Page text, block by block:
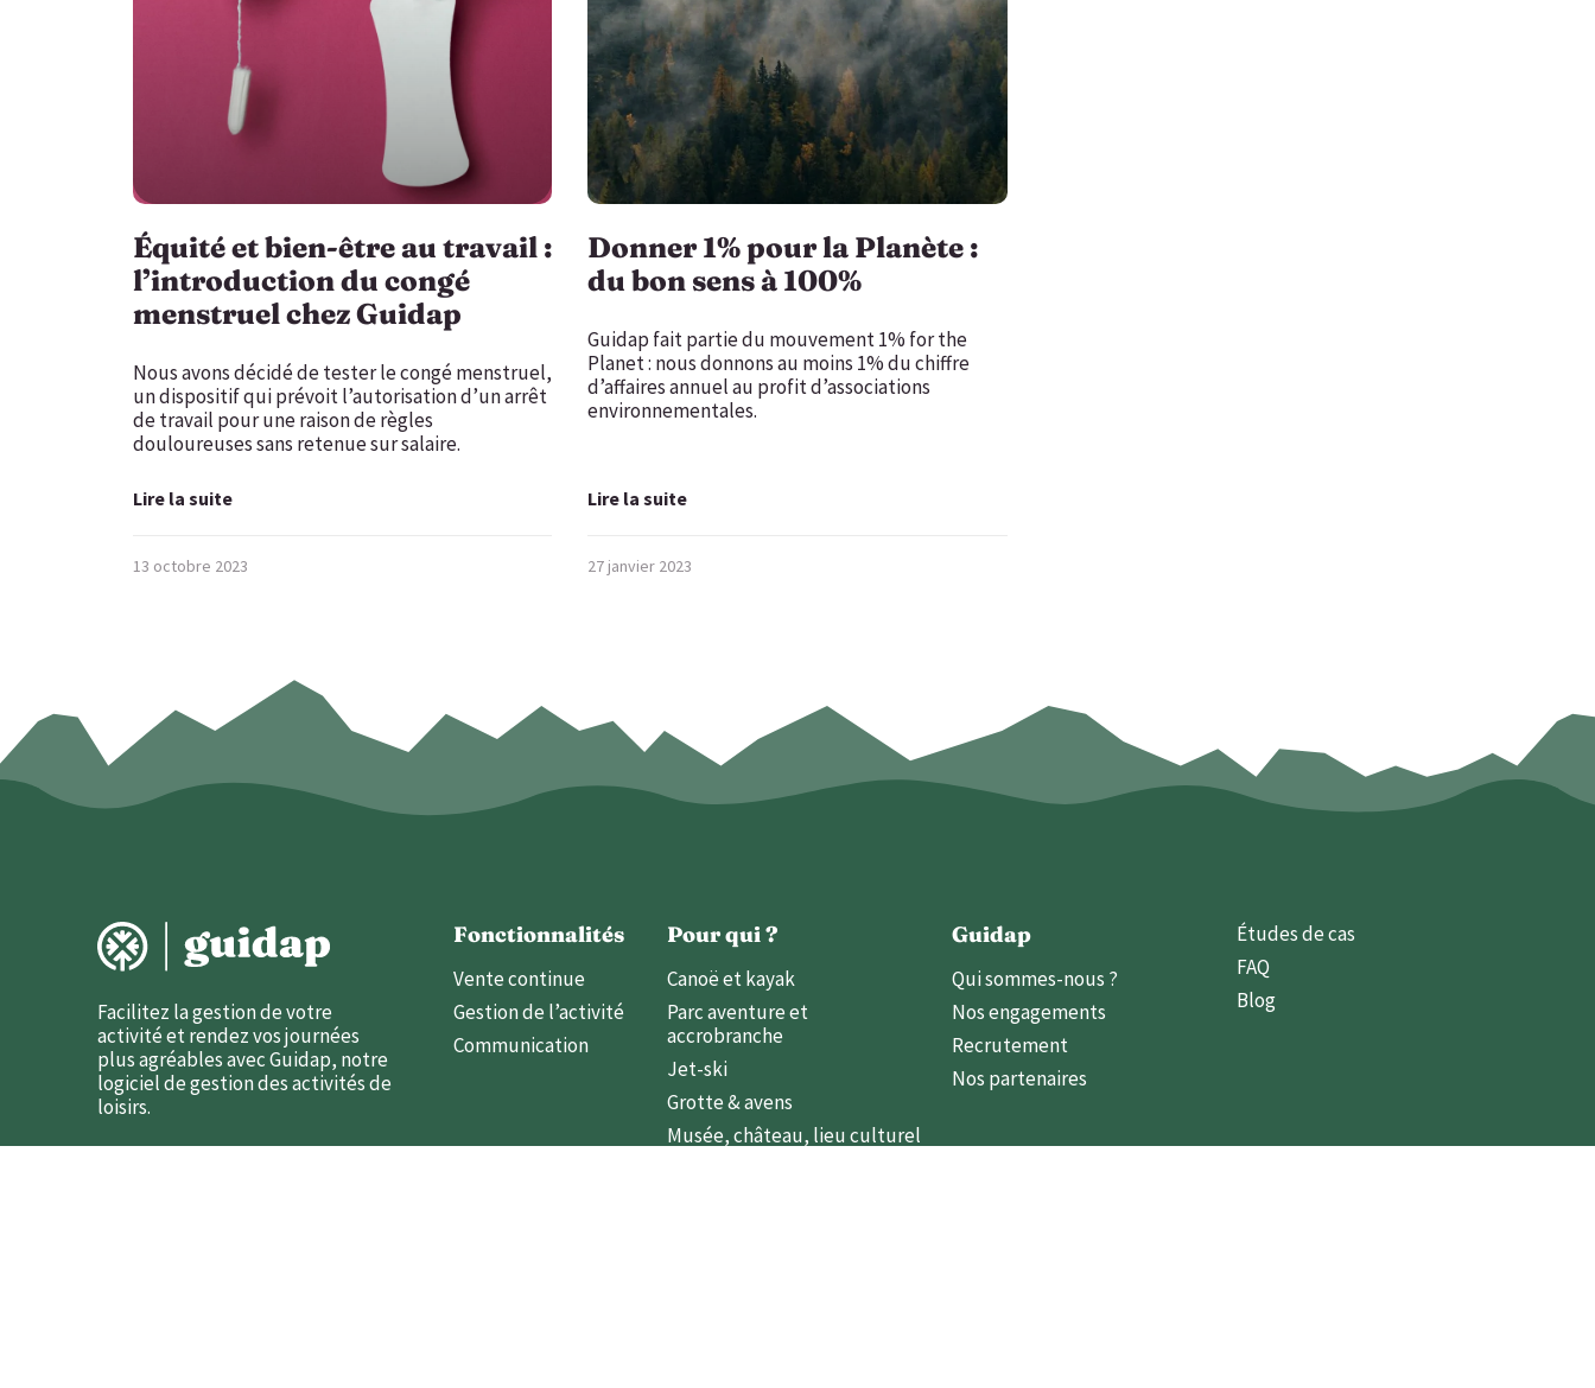
Équité et bien-être au travail :
l’introduction du congé
menstruel chez Guidap
Nous avons décidé de tester le congé menstruel,
un dispositif qui prévoit l’autorisation d’un arrêt
de travail pour une raison de règles
douloureuses sans retenue sur salaire.
Lire la suite
13 octobre 2023
Donner 1% pour la Planète :
du bon sens à 100%
Guidap fait partie du mouvement 1% for the
Planet : nous donnons au moins 1% du chiffre
d’affaires annuel au profit d’associations
environnementales.
Lire la suite
27 janvier 2023
Facilitez la gestion de votre
activité et rendez vos journées
plus agréables avec Guidap, notre
logiciel de gestion des activités de
loisirs.
Fonctionnalités
Vente continue
Gestion de l’activité
Communication
Pour qui ?
Canoë et kayak
Parc aventure et
accrobranche
Jet-ski
Grotte & avens
Musée, château, lieu culturel
Guidap
Qui sommes-nous ?
Nos engagements
Recrutement
Nos partenaires
Études de cas
FAQ
Blog